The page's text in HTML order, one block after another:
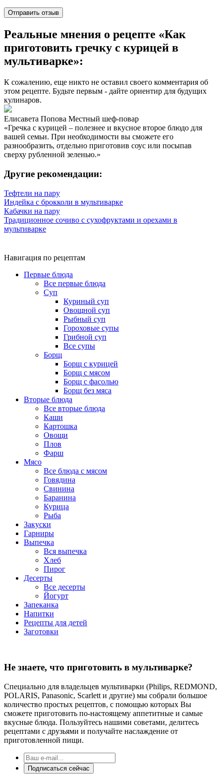
Реальные мнения о рецепте «Как
приготовить гречку с курицей в
мультиварке»:
К сожалению, еще никто не оставил своего комментария об
этом рецепте. Будьте первым - дайте ориентир для будущих
кулинаров.
Елисавета Попова Местный шеф-повар
«Гречка с курицей – полезнее и вкусное второе блюдо для
вашей семьи. При необходимости вы сможете его
разнообразить, отдельно приготовив соус или посыпав
сверху рубленной зеленью.»
Другие рекомендации:
Тефтели на пару
Индейка с брокколи в мультиварке
Кабачки на пару
Традиционное сочиво с сухофруктами и орехами в
мультиварке
Навигация по рецептам
Первые блюда
Все первые блюда
Суп
Куриный суп
Овощной суп
Рыбный суп
Гороховые супы
Грибной суп
Все супы
Борщ
Борщ с курицей
Борщ с мясом
Борщ с фасолью
Борщ без мяса
Вторые блюда
Все вторые блюда
Каши
Картошка
Овощи
Плов
Фарш
Мясо
Все блюда с мясом
Говядина
Свинина
Баранина
Курица
Рыба
Закуски
Гарниры
Выпечка
Вся выпечка
Хлеб
Пирог
Десерты
Все десерты
Йогурт
Запеканка
Напитки
Рецепты для детей
Заготовки
Не знаете, что приготовить в мультиварке?
Специально для владельцев мультиварки (Philips, REDMOND,
POLARIS, Panasonic, Scarlett и другие) мы собрали большое
количество простых рецептов, с помощью которых Вы
сможете приготовить по-настоящему аппетитные и самые
вкусные блюда. Пользуйтесь нашими советами, делитесь
рецептами с друзьями и получайте наслаждение от
приготовленной пищи.